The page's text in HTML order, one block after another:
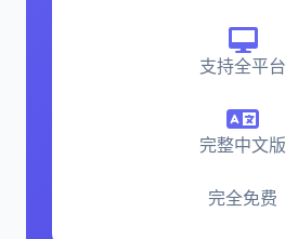
支持全平台
完整中文版
完全免费